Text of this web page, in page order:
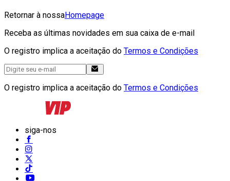
Retornar à nossaHomepage
Receba as últimas novidades em sua caixa de e-mail
O registro implica a aceitação do Termos e Condições
O registro implica a aceitação do Termos e Condições
siga-nos